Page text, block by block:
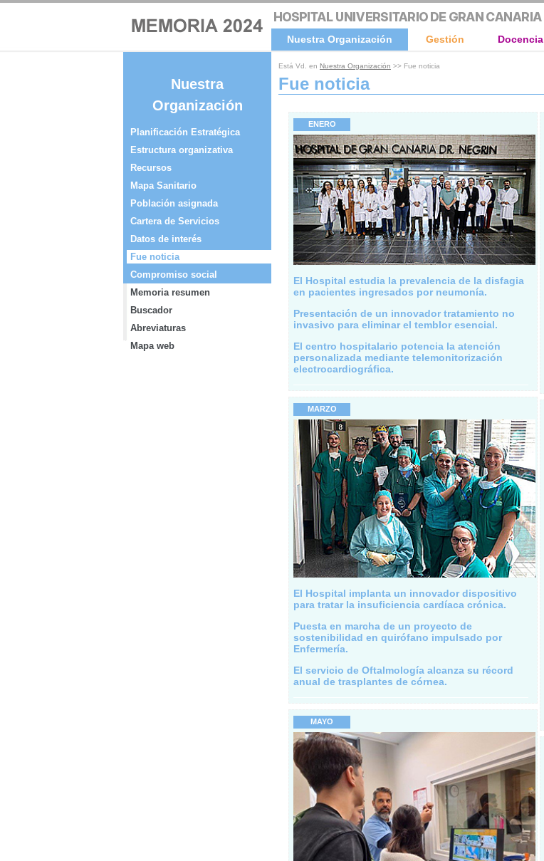
Nuestra Organización Gestión Docencia
Nuestra
Organización
Planificación Estratégica
Estructura organizativa
Recursos
Mapa Sanitario
Población asignada
Cartera de Servicios
Datos de interés
Fue noticia
Compromiso social
Memoria resumen
Buscador
Abreviaturas
Mapa web
Está Vd. en Nuestra Organización >> Fue noticia
Fue noticia
ENERO
El Hospital estudia la prevalencia de la disfagia
en pacientes ingresados por neumonía.
Presentación de un innovador tratamiento no
invasivo para eliminar el temblor esencial.
El centro hospitalario potencia la atención
personalizada mediante telemonitorización
electrocardiográfica.
MARZO
El Hospital implanta un innovador dispositivo
para tratar la insuficiencia cardíaca crónica.
Puesta en marcha de un proyecto de
sostenibilidad en quirófano impulsado por
Enfermería.
El servicio de Oftalmología alcanza su récord
anual de trasplantes de córnea.
MAYO